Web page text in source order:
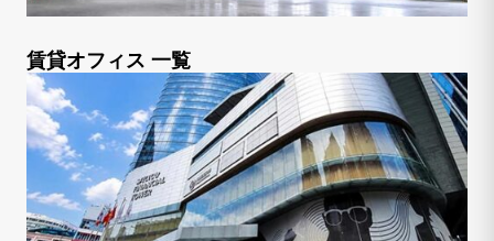
賃貸オフィス 一覧